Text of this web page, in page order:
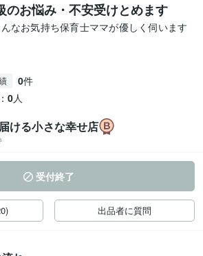
お悩み・不安受けとめます
なお気持ち保育士ママが優しく伺います
0件
0人
ける小さな幸せ店
受付終了
出品者に質問